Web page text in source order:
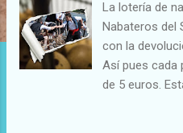
La lotería de
Nabateros del
con la
Así pues cada
de 5 euros.